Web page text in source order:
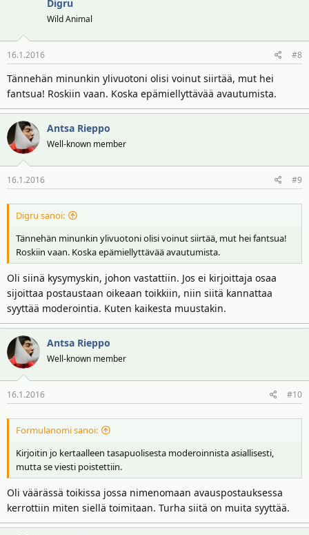
Digru
Wild Animal
16.1.2016 #8
Tännehän minunkin ylivuotoni olisi voinut siirtää, mut hei
fantsua! Roskiin vaan. Koska epämiellyttävää avautumista.
Antsa Rieppo
Well-known member
16.1.2016 #9
Digru sanoi:
Tännehän minunkin ylivuotoni olisi voinut siirtää, mut hei fantsua!
Roskiin vaan. Koska epämiellyttävää avautumista.
Oli siinä kysymyskin, johon vastattiin. Jos ei kirjoittaja osaa
sijoittaa postaustaan oikeaan toikkiin, niin siitä kannattaa
syyttää moderointia. Kuten kaikesta muustakin.
Antsa Rieppo
Well-known member
16.1.2016 #10
Formulanomi sanoi:
Kirjoitin jo kertaalleen tasapuolisesta moderoinnista asiallisesti,
mutta se viesti poistettiin.
Oli väärässä toikissa jossa nimenomaan avauspostauksessa
kerrottiin miten siellä toimitaan. Turha siitä on muita syyttää.